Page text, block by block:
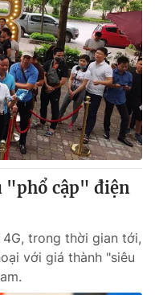
"phổ cập" điện
trong thời gian tới,
với giá thành "siêu